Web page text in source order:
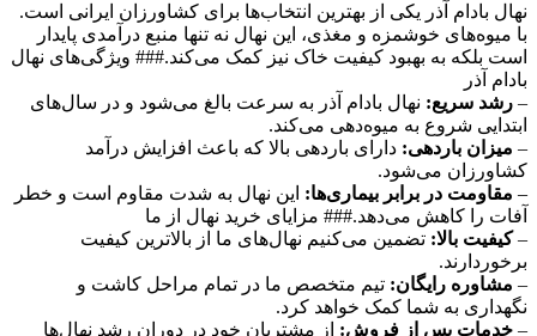
نهال بادام آذر یکی از بهترین انتخاب‌ها برای کشاورزان ایرانی است.
با میوه‌های خوشمزه و مغذی، این نهال نه تنها منبع درآمدی پایدار
است بلکه به بهبود کیفیت خاک نیز کمک می‌کند.### ویژگی‌های نهال
بادام آذر
– رشد سریع: نهال بادام آذر به سرعت بالغ می‌شود و در سال‌های
ابتدایی شروع به میوه‌دهی می‌کند.
– میزان باردهی: دارای باردهی بالا که باعث افزایش درآمد
کشاورزان می‌شود.
– مقاومت در برابر بیماری‌ها: این نهال به شدت مقاوم است و خطر
آفات را کاهش می‌دهد.### مزایای خرید نهال از ما
–کیفیت بالا: تضمین می‌کنیم نهال‌های ما از بالاترین کیفیت
برخوردارند.
– مشاوره رایگان: تیم متخصص ما در تمام مراحل کاشت و
نگهداری به شما کمک خواهد کرد.
– خدمات پس از فروش: از مشتریان خود در دوران رشد نهال‌ها